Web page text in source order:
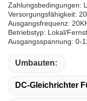
Zahlungsbedingungen:
Versorgungsfähigkeit:
Ausgangsfrequenz:
Betriebstyp: Lokal/
Ausgangsspannung: 0-
Umbauten:
DC-Gleichrichter